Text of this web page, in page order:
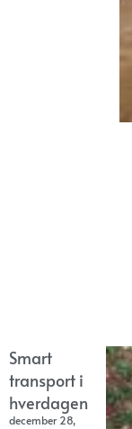
Smart
transport i
hverdagen
december 28,